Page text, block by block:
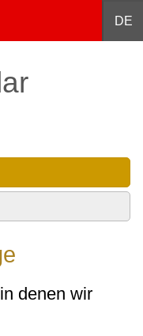
中文
DE
denen wir